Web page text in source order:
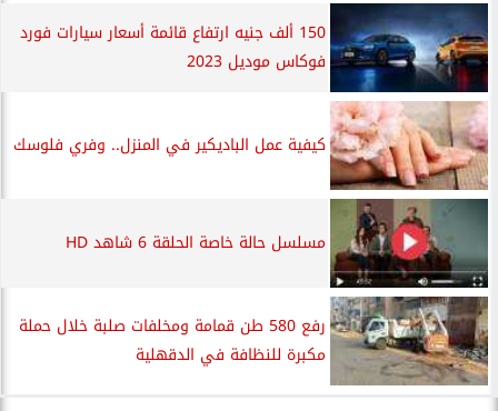
150 ألف جنيه ارتفاع قائمة أسعار سيارات فورد
فوكاس موديل 2023
كيفية عمل الباديكير في المنزل.. وفري فلوسك
مسلسل حالة خاصة الحلقة 6 شاهد HD
رفع 580 طن قمامة ومخلفات صلبة خلال حملة
مكبرة للنظافة في الدقهلية